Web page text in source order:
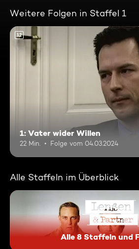
Weitere Folgen in Staffel 1
12
1: Vater wider Willen
22 Min. Folge vom 04.03.2024
Alle Staffeln im Überblick
Alle 8 Staffeln und